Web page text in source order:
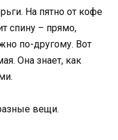
На пятно от кофе
спину – прямо,
по-другому. Вот
Она знает, как
вещи.